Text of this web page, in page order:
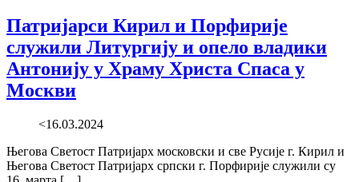
Патријарси Кирил и Порфирије
служили Литургију и опело владики
Антонију у Храму Христа Спаса у
Москви
<16.03.2024
Његова Светост Патријарх московски и све Русије г. Кирил и
Његова Светост Патријарх српски г. Порфирије служили су